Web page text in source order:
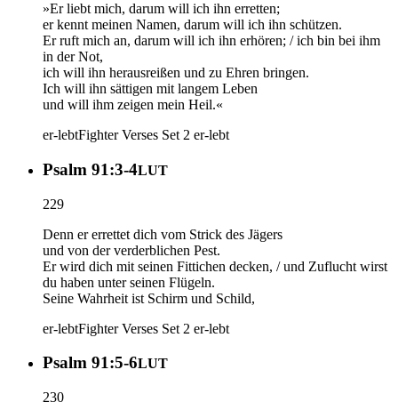
»Er liebt mich, darum will ich ihn erretten;
er kennt meinen Namen, darum will ich ihn schützen.
Er ruft mich an, darum will ich ihn erhören; / ich bin bei ihm
in der Not,
ich will ihn herausreißen und zu Ehren bringen.
Ich will ihn sättigen mit langem Leben
und will ihm zeigen mein Heil.«
er-lebtFighter Verses Set 2 er-lebt
Psalm 91:3-4LUT
229
Denn er errettet dich vom Strick des Jägers
und von der verderblichen Pest.
Er wird dich mit seinen Fittichen decken, / und Zuflucht wirst
du haben unter seinen Flügeln.
Seine Wahrheit ist Schirm und Schild,
er-lebtFighter Verses Set 2 er-lebt
Psalm 91:5-6LUT
230